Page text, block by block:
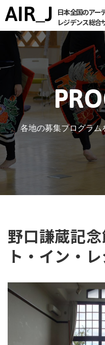
日本全国のアー
レジデンス総合
各地の募集プログラム
野口謙蔵記
ト・イン・